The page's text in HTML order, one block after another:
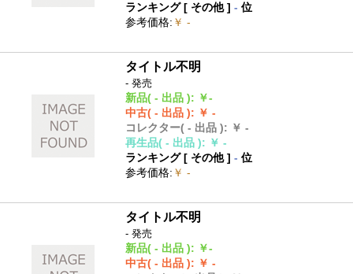
ランキング [ その他]- 位
参考価格: ￥ -
タイトル不明
- 発売
新品( - 出品 ): ￥-
中古( - 出品 ): ￥ -
コレクター( - 出品 ): ￥ -
再生品( - 出品 ): ￥ -
ランキング [ その他]- 位
参考価格: ￥ -
タイトル不明
- 発売
新品( - 出品 ): ￥-
中古( - 出品 ): ￥ -